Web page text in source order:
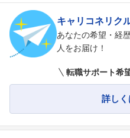
キャリコネリク
あなたの希望・経
人をお届け！
転職サポート希
詳し